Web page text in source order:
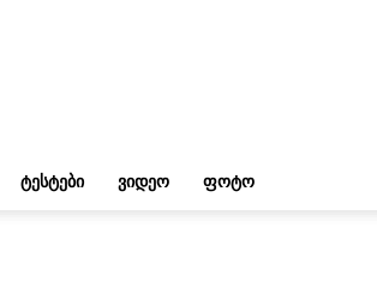
ᲢᲔᲡᲢᲔᲑᲘ ᲕᲘᲓᲔᲝ ᲤᲝᲢᲝ